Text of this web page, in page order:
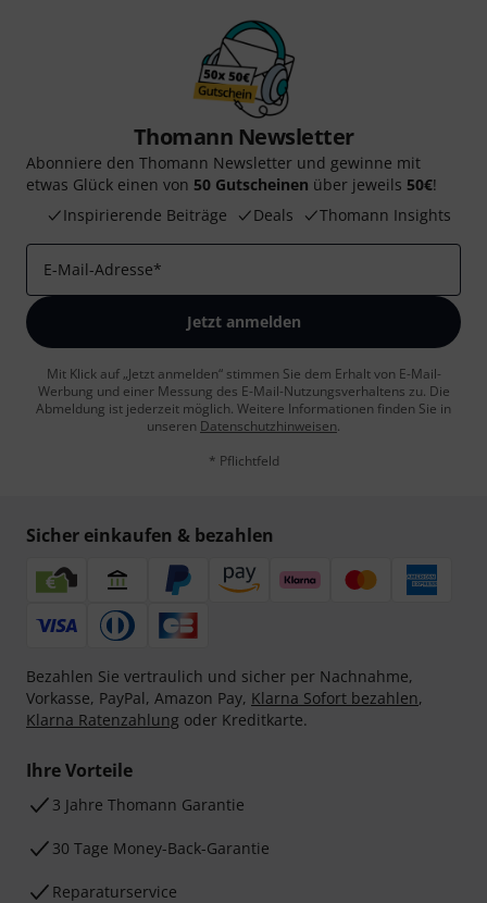
Thomann Newsletter
Abonniere den Thomann Newsletter und gewinne mit
etwas Glück einen von 50 Gutscheinen über jeweils 50€!
Inspirierende Beiträge
Deals Thomann Insights
E-Mail-Adresse*
Jetzt anmelden
Mit Klick auf „Jetzt anmelden“ stimmen Sie dem Erhalt von E-Mail-
Werbung und einer Messung des E-Mail-Nutzungsverhaltens zu. Die
Abmeldung ist jederzeit möglich. Weitere Informationen finden Sie in
unseren Datenschutzhinweisen.
* Pflichtfeld
Sicher einkaufen & bezahlen
Bezahlen Sie vertraulich und sicher per Nachnahme,
Vorkasse, PayPal, Amazon Pay, Klarna Sofort bezahlen,
Klarna Ratenzahlung oder Kreditkarte.
Ihre Vorteile
3 Jahre Thomann Garantie
30 Tage Money-Back-Garantie
Reparaturservice